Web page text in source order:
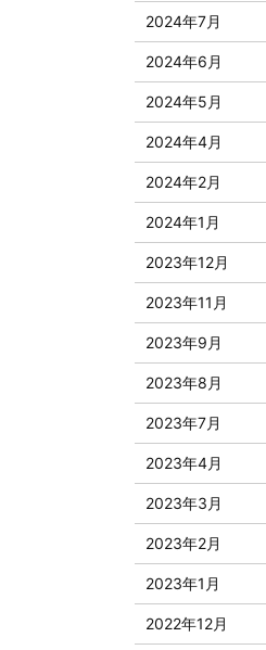
2024年7月
2024年6月
2024年5月
2024年4月
2024年2月
2024年1月
2023年12月
2023年11月
2023年9月
2023年8月
2023年7月
2023年4月
2023年3月
2023年2月
2023年1月
2022年12月